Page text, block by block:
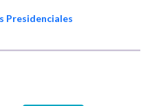
Presidenciales